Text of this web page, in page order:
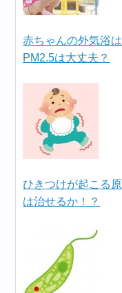
赤ちゃんの外気浴
PM2.5は大丈夫？
ひきつけが起こる
は治せるか！？